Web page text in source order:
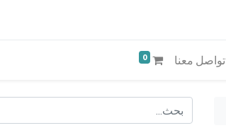
تواصل معنا 0